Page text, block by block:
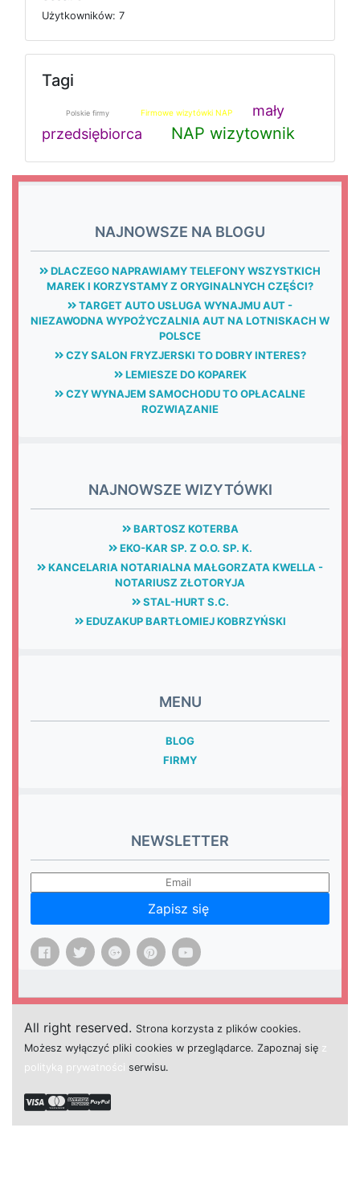
Użytkowników: 7
Tagi
Polskie firmy Firmowe wizytówki NAP
mały
przedsiębiorca
NAP wizytownik
NAJNOWSZE NA BLOGU
DLACZEGO NAPRAWIAMY TELEFONY WSZYSTKICH
MAREK I KORZYSTAMY Z ORYGINALNYCH CZĘŚCI?
TARGET AUTO USŁUGA WYNAJMU AUT -
NIEZAWODNA WYPOŻYCZALNIA AUT NA LOTNISKACH W
POLSCE
CZY SALON FRYZJERSKI TO DOBRY INTERES?
LEMIESZE DO KOPAREK
CZY WYNAJEM SAMOCHODU TO OPŁACALNE
ROZWIĄZANIE
NAJNOWSZE WIZYTÓWKI
BARTOSZ KOTERBA
EKO-KAR SP. Z O.O. SP. K.
KANCELARIA NOTARIALNA MAŁGORZATA KWELLA -
NOTARIUSZ ZŁOTORYJA
STAL-HURT S.C.
EDUZAKUP BARTŁOMIEJ KOBRZYŃSKI
MENU
BLOG
FIRMY
NEWSLETTER
Zapisz się
All right reserved. Strona korzysta z plików cookies.
Możesz wyłączyć pliki cookies w przeglądarce. Zapoznaj się z
polityką prywatności serwisu.